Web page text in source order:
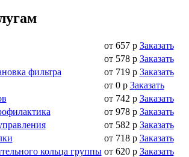
от 657 р Заказать
от 578 р Заказать
фильтра
от 719 р Заказать
от 0 р Заказать
от 742 р Заказать
от 978 р Заказать
от 582 р Заказать
от 718 р Заказать
кольца группы от 620 р Заказать